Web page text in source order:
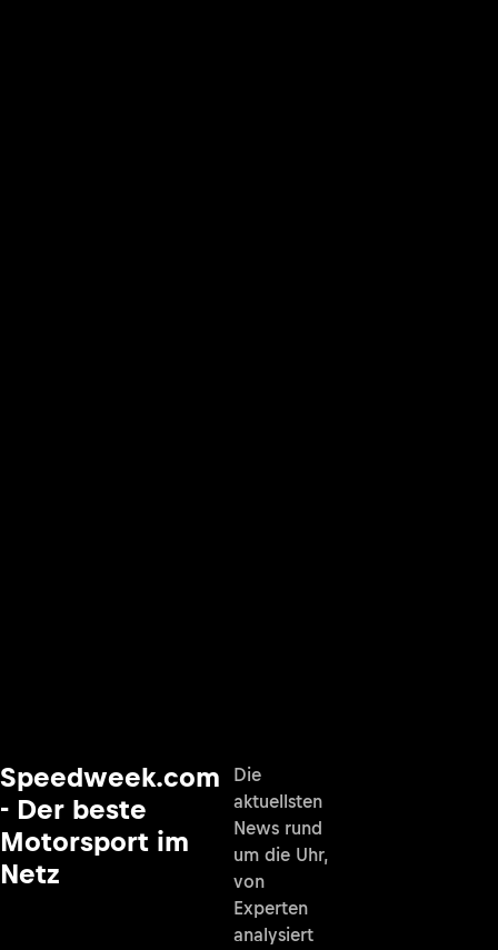
Speedweek.com
- Der beste
Motorsport im
Netz
Die
aktuellsten
News rund
um die Uhr,
von
Experten
analysiert